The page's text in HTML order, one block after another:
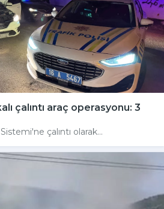
çalıntı araç operasyonu: 3
çalıntı olarak...